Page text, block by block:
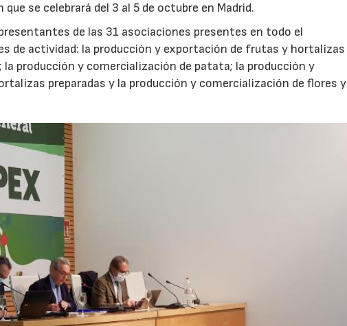
se celebrará del 3 al 5 de octubre en Madrid.
de las 31 asociaciones presentes en todo el
de actividad: la producción y exportación de frutas y hortalizas
producción y comercialización de patata; la producción y
preparadas y la producción y comercialización de flores y